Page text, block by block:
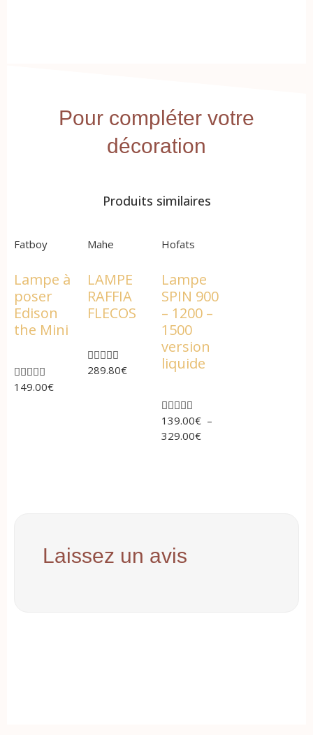
Pour compléter votre
décoration
Produits similaires
Fatboy
Lampe à
poser
Edison
the Mini

149.00€
Mahe
LAMPE
RAFFIA
FLECOS

289.80€
Hofats
Lampe
SPIN 900
– 1200 –
1500
version
liquide

139.00€ –
329.00€
Laissez un avis